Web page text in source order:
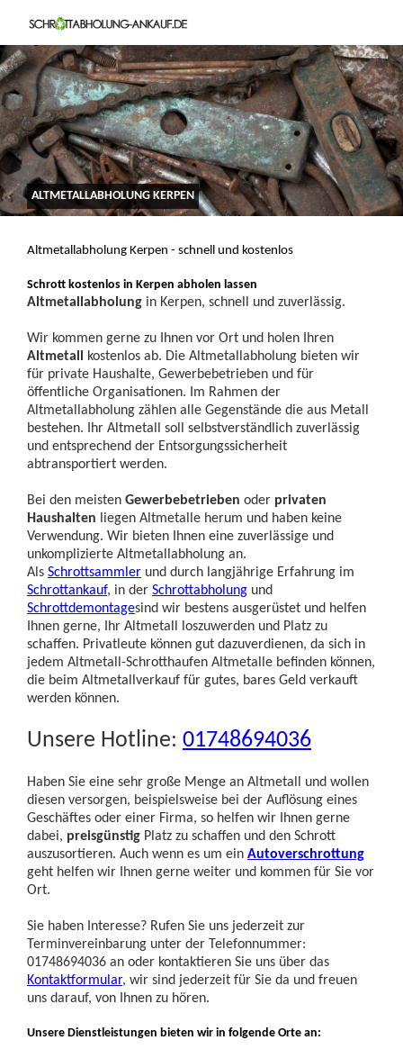
ALTMETALLABHOLUNG KERPEN
Altmetallabholung Kerpen - schnell und kostenlos
Schrott kostenlos in Kerpen abholen lassen
Altmetallabholung in Kerpen, schnell und zuverlässig.
Wir kommen gerne zu Ihnen vor Ort und holen Ihren
Altmetall
kostenlos ab. Die Altmetallabholung bieten wir
für private Haushalte, Gewerbebetrieben und für
öffentliche Organisationen. Im Rahmen der
Altmetallabholung zählen alle Gegenstände die aus Metall
bestehen. Ihr Altmetall soll selbstverständlich zuverlässig
und entsprechend der Entsorgungssicherheit
abtransportiert werden.
Bei den meisten Gewerbebetrieben oder privaten
Haushalten
liegen Altmetalle herum und haben keine
Verwendung. Wir bieten Ihnen eine zuverlässige und
unkomplizierte Altmetallabholung an.
Als Schrottsammler und durch langjährige Erfahrung im
Schrottankauf, in der Schrottabholung und
Schrottdemontagesind wir bestens ausgerüstet und helfen
Ihnen gerne, Ihr Altmetall loszuwerden und Platz zu
schaffen. Privatleute können gut dazuverdienen, da sich in
jedem Altmetall-Schrotthaufen Altmetalle befinden können,
die beim Altmetallverkauf für gutes, bares Geld verkauft
werden können.
Unsere Hotline: 01748694036
Haben Sie eine sehr große Menge an Altmetall und wollen
diesen versorgen, beispielsweise bei der Auflösung eines
Geschäftes oder einer Firma, so helfen wir Ihnen gerne
dabei, preisgünstig Platz zu schaffen und den Schrott
auszusortieren. Auch wenn es um ein Autoverschrottung
geht helfen wir Ihnen gerne weiter und kommen für Sie vor
Ort.
Sie haben Interesse? Rufen Sie uns jederzeit zur
Terminvereinbarung unter der Telefonnummer:
01748694036 an oder kontaktieren Sie uns über das
Kontaktformular, wir sind jederzeit für Sie da und freuen
uns darauf, von Ihnen zu hören.
Unsere Dienstleistungen bieten wir in folgende Orte an: